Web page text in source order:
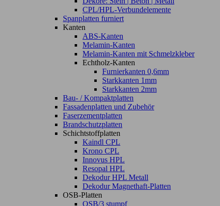
CPL/HPL-Verbundelemente
Spanplatten furniert
Kanten
ABS-Kanten
Melamin-Kanten
Melamin-Kanten mit Schmelzkleber
Echtholz-Kanten
Furnierkanten 0,6mm
Starkkanten 1mm
Starkkanten 2mm
Bau- / Kompaktplatten
Fassadenplatten und Zubehör
Faserzementplatten
Brandschutzplatten
Schichtstoffplatten
Kaindl CPL
Krono CPL
Innovus HPL
Resopal HPL
Dekodur HPL Metall
Dekodur Magnethaft-Platten
OSB-Platten
OSB/3 stumpf